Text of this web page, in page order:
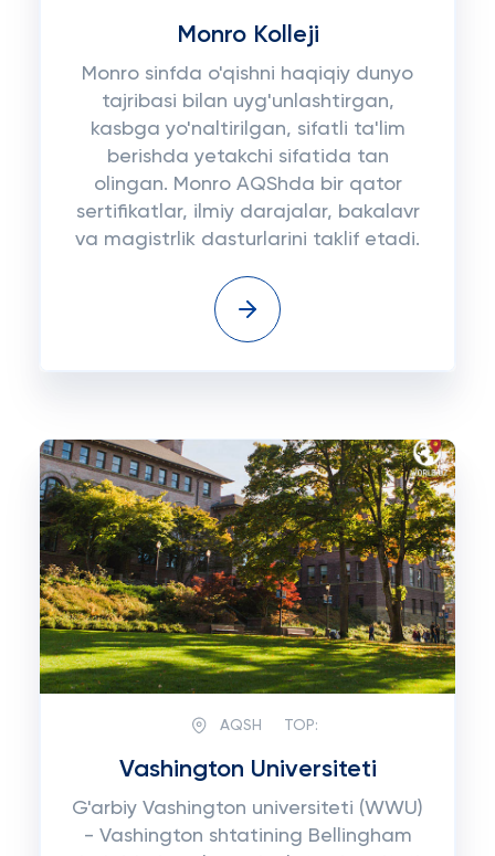
Monro Kolleji
Monro sinfda o'qishni haqiqiy dunyo
tajribasi bilan uyg'unlashtirgan,
kasbga yo'naltirilgan, sifatli ta'lim
berishda yetakchi sifatida tan
olingan. Monro AQShda bir qator
sertifikatlar, ilmiy darajalar, bakalavr
va magistrlik dasturlarini taklif etadi.
AQSH TOP:
Vashington Universiteti
G'arbiy Vashington universiteti (WWU)
- Vashington shtatining Bellingham